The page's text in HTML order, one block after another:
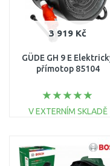
3 919 Kč
GÜDE GH 9 E
přímotop 85104
V EXTERNÍM SKLADĚ
Porovnat